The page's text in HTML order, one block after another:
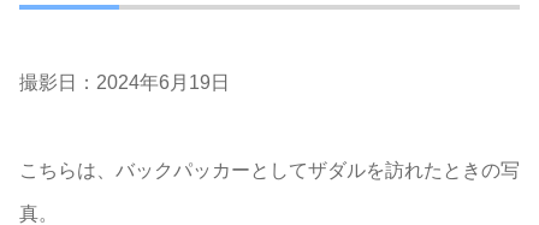
撮影日：2024年6月19日
こちらは、バックパッカーとしてザダルを訪れたときの写
真。